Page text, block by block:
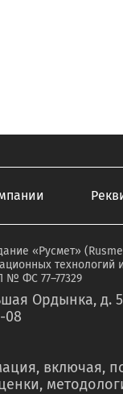
«Русмет»
технологий
№ ФС 77–77329
Ордынка, д.
08
включая,